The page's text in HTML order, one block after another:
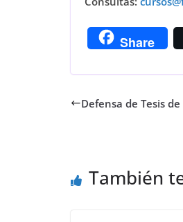
Share
Defensa de Tesis
También